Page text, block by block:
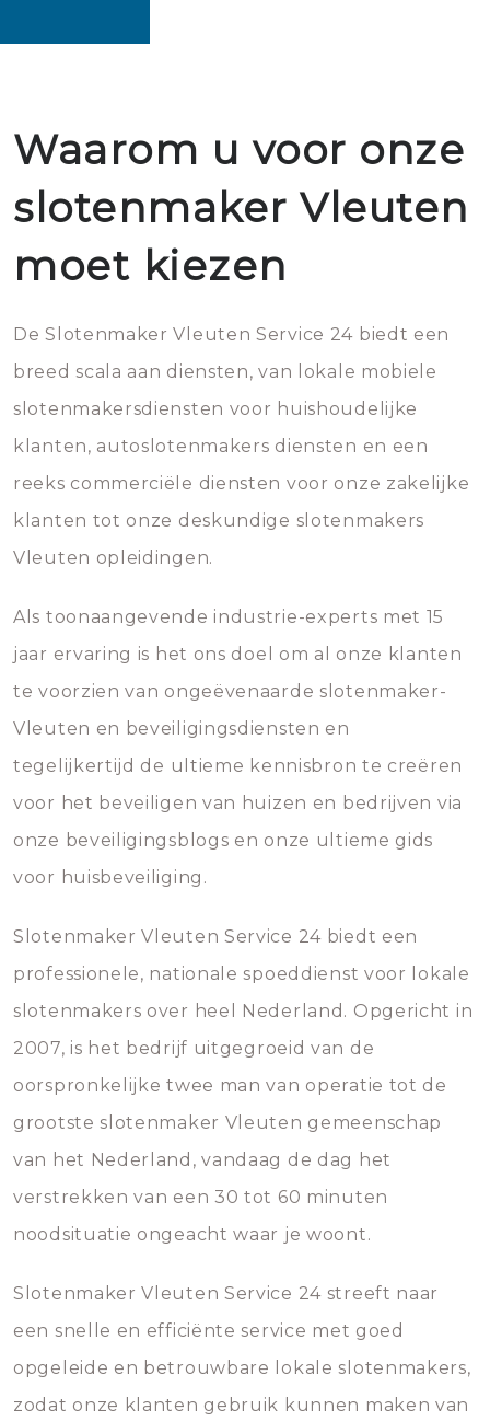
Waarom u voor onze
slotenmaker Vleuten
moet kiezen
De Slotenmaker Vleuten Service 24 biedt een
breed scala aan diensten, van lokale mobiele
slotenmakersdiensten voor huishoudelijke
klanten, autoslotenmakers diensten en een
reeks commerciële diensten voor onze zakelijke
klanten tot onze deskundige slotenmakers
Vleuten opleidingen.
Als toonaangevende industrie-experts met 15
jaar ervaring is het ons doel om al onze klanten
te voorzien van ongeëvenaarde slotenmaker-
Vleuten en beveiligingsdiensten en
tegelijkertijd de ultieme kennisbron te creëren
voor het beveiligen van huizen en bedrijven via
onze beveiligingsblogs en onze ultieme gids
voor huisbeveiliging.
Slotenmaker Vleuten Service 24 biedt een
professionele, nationale spoeddienst voor lokale
slotenmakers over heel Nederland. Opgericht in
2007, is het bedrijf uitgegroeid van de
oorspronkelijke twee man van operatie tot de
grootste slotenmaker Vleuten gemeenschap
van het Nederland, vandaag de dag het
verstrekken van een 30 tot 60 minuten
noodsituatie ongeacht waar je woont.
Slotenmaker Vleuten Service 24 streeft naar
een snelle en efficiënte service met goed
opgeleide en betrouwbare lokale slotenmakers,
zodat onze klanten gebruik kunnen maken van